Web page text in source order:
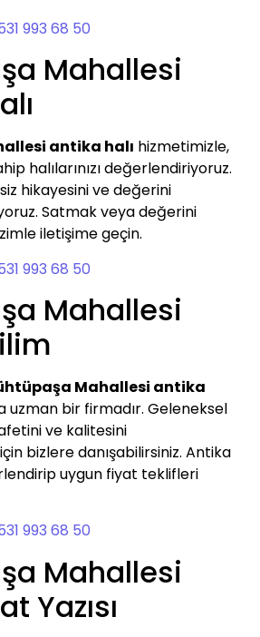
993 68 50
Mahallesi
antika halı hizmetimizle,
halılarınızı değerlendiriyoruz.
hikayesini ve değerini
Satmak veya değerini
iletişime geçin.
993 68 50
Mahallesi
Mahallesi antika
uzman bir firmadır. Geleneksel
ve kalitesini
bizlere danışabilirsiniz. Antika
uygun fiyat teklifleri
993 68 50
Mahallesi
Yazısı